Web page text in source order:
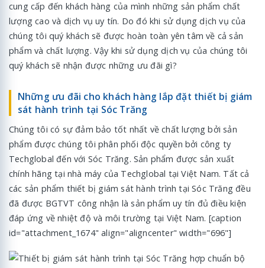
cung cấp đến khách hàng của mình những sản phẩm chất
lượng cao và dịch vụ uy tín. Do đó khi sử dụng dịch vụ của
chúng tôi quý khách sẽ được hoàn toàn yên tâm về cả sản
phẩm và chất lượng. Vậy khi sử dụng dịch vụ của chúng tôi
quý khách sẽ nhận được những ưu đãi gì?
Những ưu đãi cho khách hàng lắp đặt thiết bị giám
sát hành trình tại Sóc Trăng
Chúng tôi có sự đảm bảo tốt nhất về chất lượng bởi sản
phẩm được chúng tôi phân phối độc quyền bởi công ty
Techglobal đến với Sóc Trăng. Sản phẩm được sản xuất
chính hãng tại nhà máy của Techglobal tại Việt Nam. Tất cả
các sản phẩm thiết bị giám sát hành trình tại Sóc Trăng đều
đã được BGTVT công nhận là sản phẩm uy tín đủ điều kiện
đáp ứng về nhiệt độ và môi trường tại Việt Nam. [caption
id="attachment_1674" align="aligncenter" width="696"]